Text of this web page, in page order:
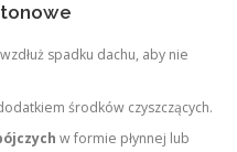
wzdłuż spadku dachu, aby nie
środków czyszczących.
w formie płynnej lub